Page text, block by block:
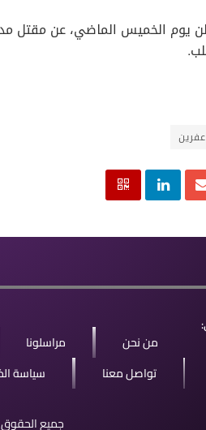
عفرين
من نحن مراسلونا
تواصل معنا
سياسة
جميع